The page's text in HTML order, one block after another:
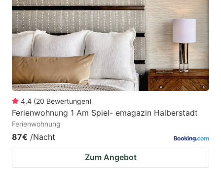
4.4 (20 Bewertungen)
Ferienwohnung 1 Am Spiel- emagazin Halberstadt
Ferienwohnung
87€ /Nacht
Zum Angebot